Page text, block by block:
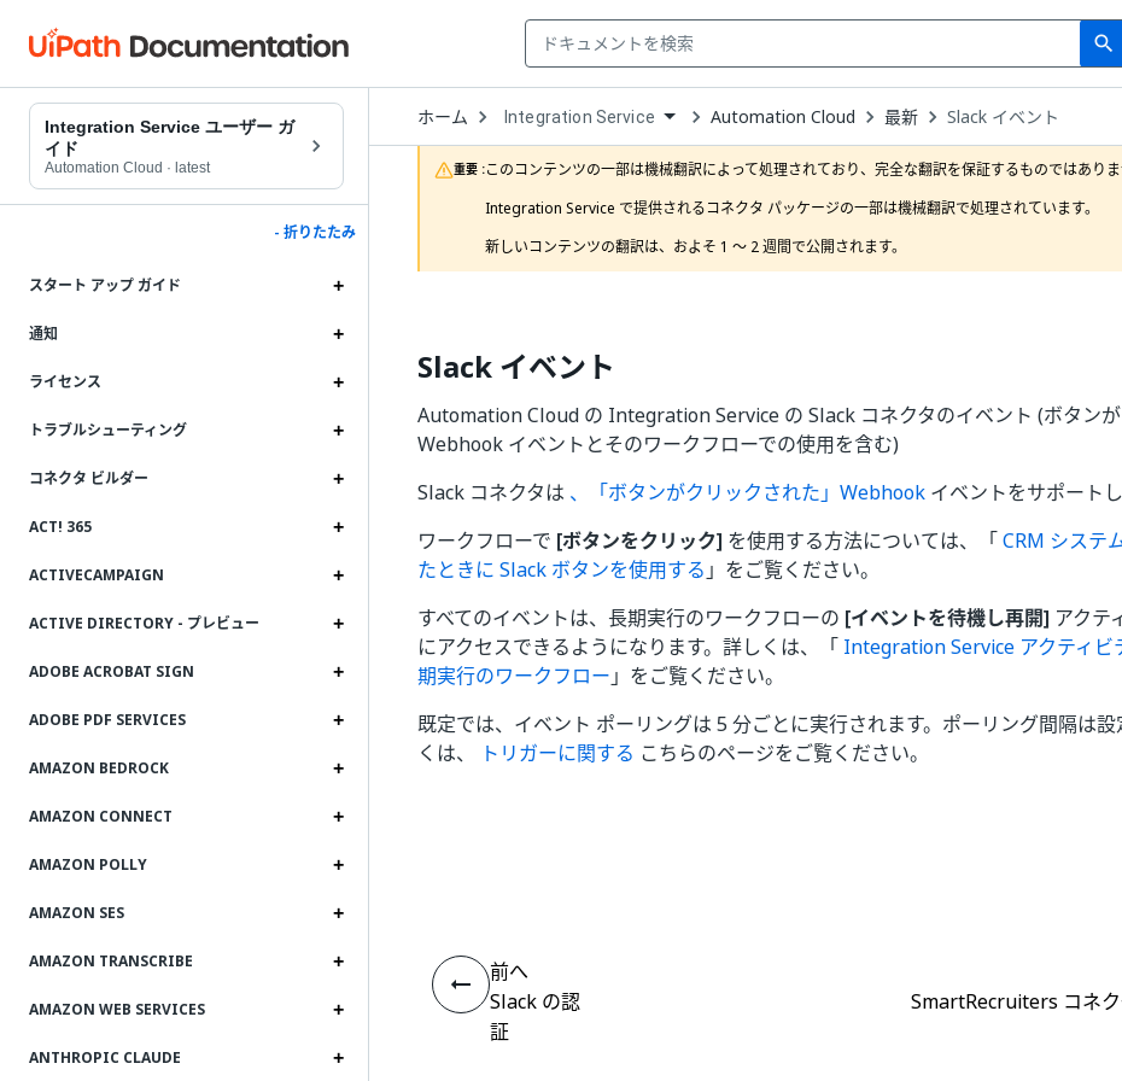
search
Integration Service ユーザー ガ
イド
Automation Cloud · latest
- 折りたたみ
スタート アップ ガイド
通知
ライセンス
トラブルシューティング
コネクタ ビルダー
ACT! 365
ACTIVECAMPAIGN
ACTIVE DIRECTORY - プレビュー
ADOBE ACROBAT SIGN
ADOBE PDF SERVICES
AMAZON BEDROCK
AMAZON CONNECT
AMAZON POLLY
AMAZON SES
AMAZON TRANSCRIBE
AMAZON WEB SERVICES
ANTHROPIC CLAUDE
ホーム Open
Dropdown
to
choose
product
Integration Service Automation Cloud 最新 Slack イベント
重要 :このコンテンツの一部は機械翻訳によって処理されており、完全な翻訳を保証するものではありま
Integration Service で提供されるコネクタ パッケージの一部は機械翻訳で処理されています。
新しいコンテンツの翻訳は、およそ 1 ～ 2 週間で公開されます。
Slack イベント
Automation Cloud の Integration Service の Slack コネクタのイベント (ボタン
Webhook イベントとそのワークフローでの使用を含む)
Slack コネクタは 、「ボタンがクリックされた」Webhook イベントをサポートし
ワークフローで [ボタンをクリック] を使用する方法については、「CRM システ
たときに Slack ボタンを使用する 」をご覧ください。
すべてのイベントは、長期実行のワークフローの [イベントを待機し再開] アクテ
にアクセスできるようになります。詳しくは、「 Integration Service アクティビ
期実行のワークフロー 」をご覧ください。
既定では、イベント ポーリングは 5 分ごとに実行されます。ポーリング間隔は
くは、
トリガーに関する こちらのページをご覧ください。
前へ
Slack の認
証
SmartRecruiters コネ